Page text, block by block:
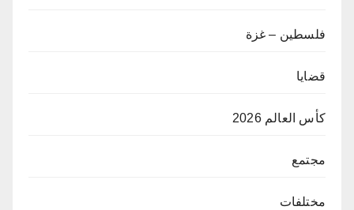
فلسطين – غزة
قضايا
كأس العالم 2026
مجتمع
مختلفات